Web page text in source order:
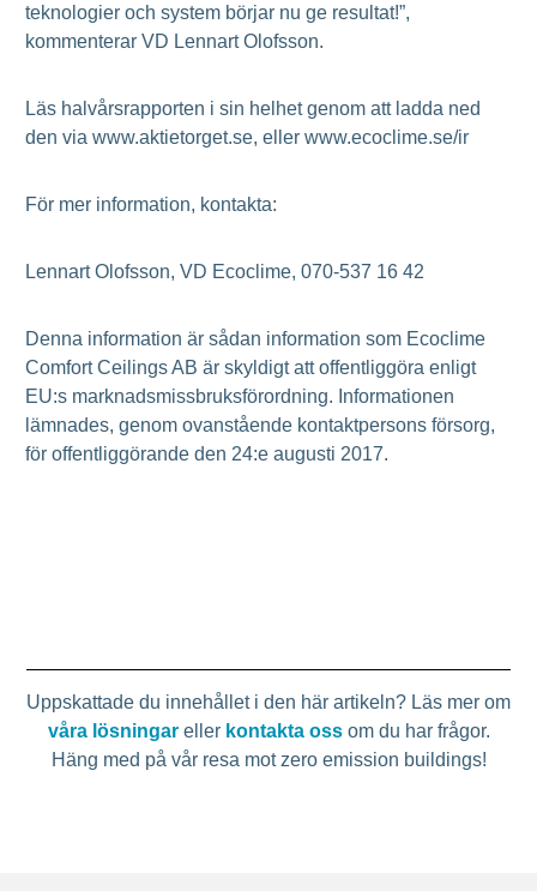
teknologier och system börjar nu ge resultat!”,
kommenterar VD Lennart Olofsson.
Läs halvårsrapporten i sin helhet genom att ladda ned
den via www.aktietorget.se, eller www.ecoclime.se/ir
För mer information, kontakta:
Lennart Olofsson, VD Ecoclime, 070-537 16 42
Denna information är sådan information som Ecoclime
Comfort Ceilings AB är skyldigt att offentliggöra enligt
EU:s marknadsmissbruksförordning. Informationen
lämnades, genom ovanstående kontaktpersons försorg,
för offentliggörande den 24:e augusti 2017.
Uppskattade du innehållet i den här artikeln? Läs mer om
våra lösningareller kontakta oss om du har frågor.
Häng med på vår resa mot zero emission buildings!